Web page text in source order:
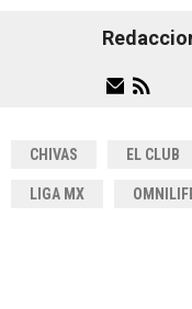
CHIVAS EL CLUB
LIGA MX